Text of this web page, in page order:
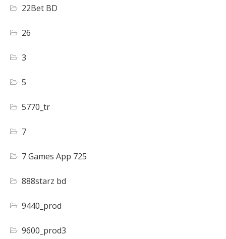
22Bet BD
26
3
5
5770_tr
7
7 Games App 725
888starz bd
9440_prod
9600_prod3